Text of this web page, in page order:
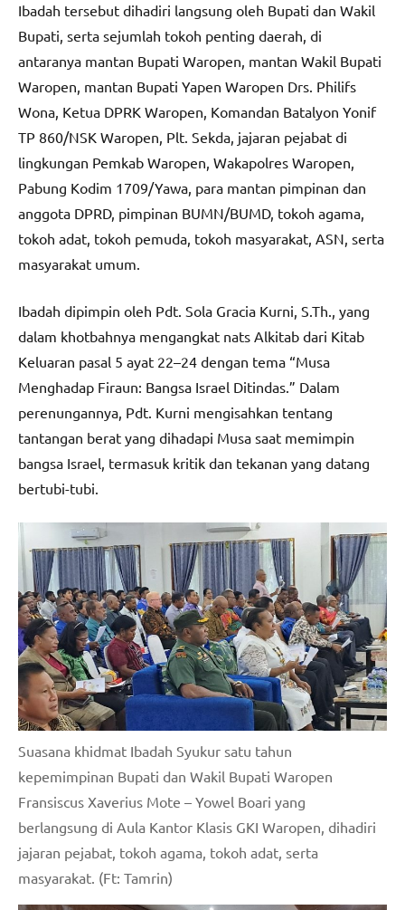
Ibadah tersebut dihadiri langsung oleh Bupati dan Wakil
Bupati, serta sejumlah tokoh penting daerah, di
antaranya mantan Bupati Waropen, mantan Wakil Bupati
Waropen, mantan Bupati Yapen Waropen Drs. Philifs
Wona, Ketua DPRK Waropen, Komandan Batalyon Yonif
TP 860/NSK Waropen, Plt. Sekda, jajaran pejabat di
lingkungan Pemkab Waropen, Wakapolres Waropen,
Pabung Kodim 1709/Yawa, para mantan pimpinan dan
anggota DPRD, pimpinan BUMN/BUMD, tokoh agama,
tokoh adat, tokoh pemuda, tokoh masyarakat, ASN, serta
masyarakat umum.
Ibadah dipimpin oleh Pdt. Sola Gracia Kurni, S.Th., yang
dalam khotbahnya mengangkat nats Alkitab dari Kitab
Keluaran pasal 5 ayat 22–24 dengan tema “Musa
Menghadap Firaun: Bangsa Israel Ditindas.” Dalam
perenungannya, Pdt. Kurni mengisahkan tentang
tantangan berat yang dihadapi Musa saat memimpin
bangsa Israel, termasuk kritik dan tekanan yang datang
bertubi-tubi.
Suasana khidmat Ibadah Syukur satu tahun
kepemimpinan Bupati dan Wakil Bupati Waropen
Fransiscus Xaverius Mote – Yowel Boari yang
berlangsung di Aula Kantor Klasis GKI Waropen, dihadiri
jajaran pejabat, tokoh agama, tokoh adat, serta
masyarakat. (Ft: Tamrin)